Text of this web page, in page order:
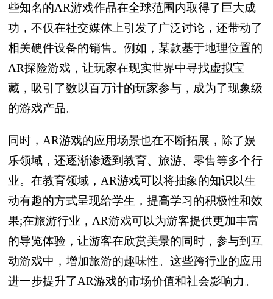
些知名的AR游戏作品在全球范围内取得了巨大成
功，不仅在社交媒体上引发了广泛讨论，还带动了
相关硬件设备的销售。例如，某款基于地理位置的
AR探险游戏，让玩家在现实世界中寻找虚拟宝
藏，吸引了数以百万计的玩家参与，成为了现象级
的游戏产品。
同时，AR游戏的应用场景也在不断拓展，除了娱
乐领域，还逐渐渗透到教育、旅游、零售等多个行
业。在教育领域，AR游戏可以将抽象的知识以生
动有趣的方式呈现给学生，提高学习的积极性和效
果;在旅游行业，AR游戏可以为游客提供更加丰富
的导览体验，让游客在欣赏美景的同时，参与到互
动游戏中，增加旅游的趣味性。这些跨行业的应用
进一步提升了AR游戏的市场价值和社会影响力。